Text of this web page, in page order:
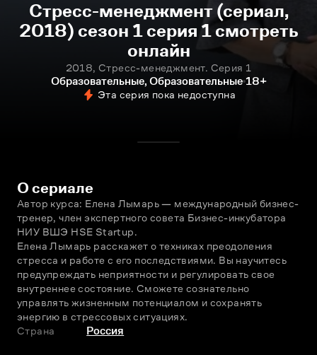
Стресс-менеджмент (сериал,
2018) сезон 1 серия 1 смотреть
онлайн
2018, Стресс-менеджмент. Серия 1
Образовательные, Образовательные 18+
Эта серия пока недоступна
О сериале
Автор курса: Елена Лымарь — международный бизнес-
тренер, член экспертного совета Бизнес-инкубатора
НИУ ВШЭ HSE Startup.
Елена Лымарь расскажет о техниках преодоления
стресса и работе с его последствиями. Вы научитесь
предупреждать неприятности и регулировать свое
внутреннее состояние. Сможете сознательно
управлять жизненным потенциалом и сохранять
энергию в стрессовых ситуациях.
Страна
Россия